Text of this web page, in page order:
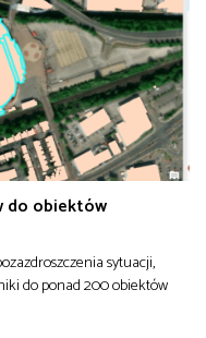
do obiektów
sytuacji,
do ponad 200 obiektów